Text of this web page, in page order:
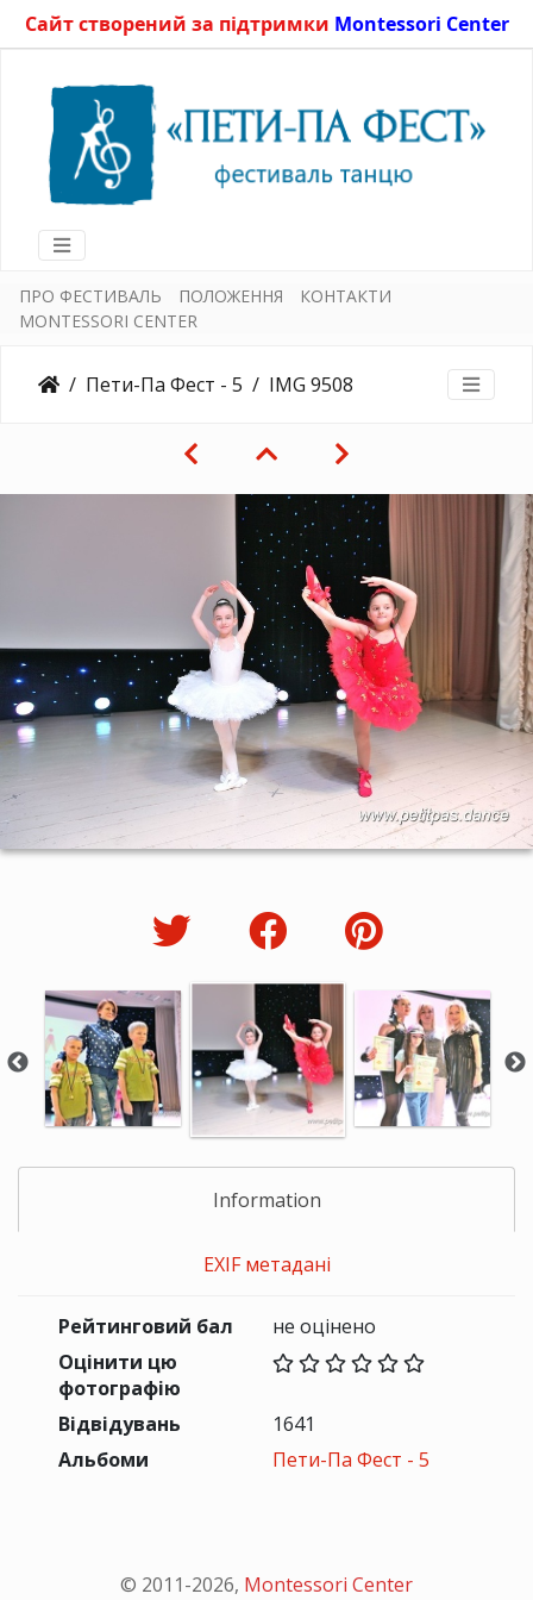
Сайт створений за підтримки Montessori Center
ПРО ФЕСТИВАЛЬ ПОЛОЖЕННЯ
КОНТАКТИ
MONTESSORI CENTER
Пети-Па Фест - 5 IMG 9508
Information
EXIF метадані
Рейтинговий бал
не оцінено
Оцінити цю
фотографію
Відвідувань
1641
Альбоми
Пети-Па Фест - 5
© 2011-2026, Montessori Center